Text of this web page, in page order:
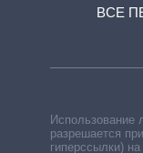
ВСЕ
Использование
разрешается
гиперссылки)